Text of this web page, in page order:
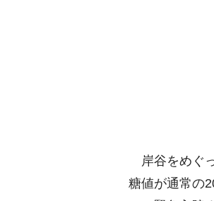
岸谷をめぐ
糖値が通常の